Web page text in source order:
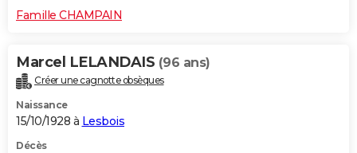
Famille CHAMPAIN
Marcel LELANDAIS (96 ans)
Créer une cagnotte obsèques
Naissance
15/10/1928 à Lesbois
Décès